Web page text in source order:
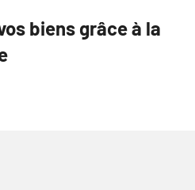
biens grâce à la